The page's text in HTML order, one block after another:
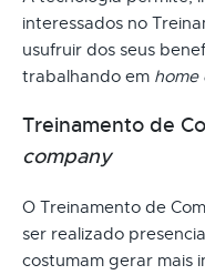
interessados no
usufruir dos seus
trabalhando em home
Treinamento de
company
O Treinamento de
ser realizado
costumam gerar mais